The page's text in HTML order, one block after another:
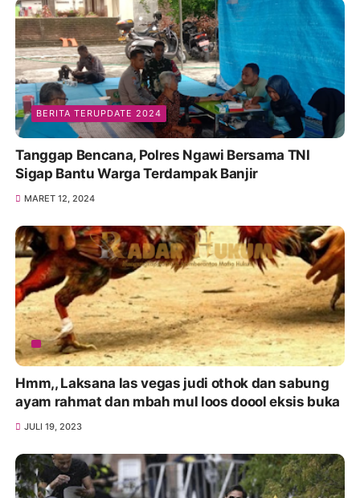
BERITA TERUPDATE 2024
Tanggap Bencana, Polres Ngawi Bersama TNI
Sigap Bantu Warga Terdampak Banjir
MARET 12, 2024
Hmm,, Laksana las vegas judi othok dan sabung
ayam rahmat dan mbah mul loos doool eksis buka
JULI 19, 2023